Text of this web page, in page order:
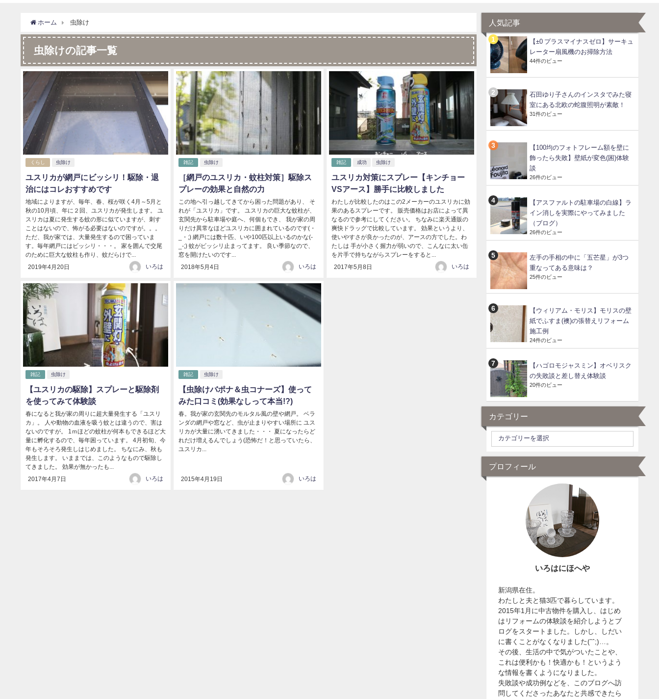
ホーム 虫除け
虫除けの記事一覧
くらし 虫除け
ユスリカが網戸にビッシリ！駆除・退
治にはコレおすすめです
地域によりますが、毎年、春、桜が咲く4月～5月と
秋の10月頃、年に２回、ユスリカが発生します。 ユ
スリカは夏に発生する蚊の形に似ていますが、刺す
ことはないので、怖がる必要はないのですが。。。
ただ、我が家では、大量発生するので困っていま
す。毎年網戸にはビッシリ・・・。 家を囲んで交尾
のために巨大な蚊柱も作り、蚊だらけで...
2019年4月20日 いろは
雑記 虫除け
［網戸のユスリカ・蚊柱対策］駆除ス
プレーの効果と自然の力
この地へ引っ越してきてから困った問題があり、 そ
れが「ユスリカ」です。 ユスリカの巨大な蚊柱が、
玄関先から駐車場や庭へ、何個もでき、 我が家の周
りだけ異常なほどユスリカに囲まれているのです(・
_・;) 網戸には数十匹、いや100匹以上いるのかな(-
_-;) 蚊がビッシリ止まってます。 良い季節なので、
窓を開けたいのです...
2018年5月4日 いろは
雑記 成功 虫除け
ユスリカ対策にスプレー【キンチョー
VSアース】勝手に比較しました
わたしが比較したのはこの2メーカーのユスリカに効
果のあるスプレーです。 販売価格はお店によって異
なるので参考にしてください。 ちなみに楽天通販の
爽快ドラッグで比較しています。 効果というより、
使いやすさが良かったのが、アースの方でした。わ
たしは 手が小さく握力が弱いので、こんなに太い缶
を片手で持ちながらスプレーをすると...
2017年5月8日 いろは
雑記 虫除け
【ユスリカの駆除】スプレーと駆除剤
を使ってみて体験談
春になると我が家の周りに超大量発生する「ユスリ
カ」。 人や動物の血液を吸う蚊とは違うので、害は
ないのですが。 1ｍほどの蚊柱が何本もできるほど大
量に孵化するので、毎年困っています。 4月初旬、今
年もそろそろ発生しはじめました。 ちなにみ、秋も
発生します。 いままでは、このようなもので駆除し
てきました。 効果が無かったも...
2017年4月7日 いろは
雑記 虫除け
【虫除けバポナ＆虫コナーズ】使って
みた口コミ(効果なしって本当!?)
春。我が家の玄関先のモルタル風の壁や網戸。 ベラ
ンダの網戸や窓など、虫が止まりやすい場所に ユス
リカが大量に湧いてきました・・・ 夏になったらど
れだけ増えるんでしょう(恐怖だ！と思っていたら、
ユスリカ...
2015年4月19日 いろは
人気記事
【±0 プラスマイナスゼロ】サーキュ
レーター扇風機のお掃除方法
44件のビュー
石田ゆり子さんのインスタでみた寝
室にある北欧の蛇腹照明が素敵！
31件のビュー
【100均のフォトフレーム額を壁に
飾ったら失敗】壁紙が変色(困)体験
談
26件のビュー
【アスファルトの駐車場の白線】ラ
イン消しを実際にやってみました
（ブログ）
26件のビュー
左手の手相の中に「五芒星」が3つ
重なってある意味は？
25件のビュー
【ウィリアム・モリス】モリスの壁
紙でふすま(襖)の張替えリフォーム
施工例
24件のビュー
【ハゴロモジャスミン】オベリスク
の失敗談と差し替え体験談
20件のビュー
カテゴリー
プロフィール
いろはにほへや
新潟県在住。
わたしと夫と猫3匹で暮らしています。
2015年1月に中古物件を購入し、はじめ
はリフォームの体験談を紹介しようとブ
ログをスタートました。しかし、しだい
に書くことがなくなりました(ˆˆ;)…。
その後、生活の中で気がついたことや、
これは便利かも！快適かも！というよう
な情報を書くようになりました。
失敗談や成功例などを、このブログへ訪
問してくださったあなたと共感できたら